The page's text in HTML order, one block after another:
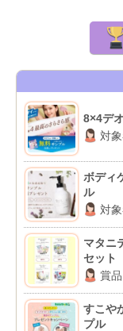
8×4デ
対
ボディ
ル
対
マタニ
セット
賞
すこや
プル